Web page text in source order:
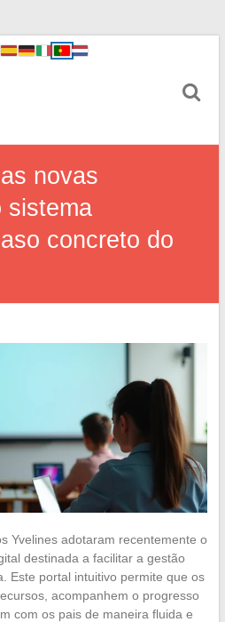
novas
sistema
concreto do
Yvelines adotaram recentemente o
destinada a facilitar a gestão
Este portal intuitivo permite que os
acompanhem o progresso
com os pais de maneira fluida e